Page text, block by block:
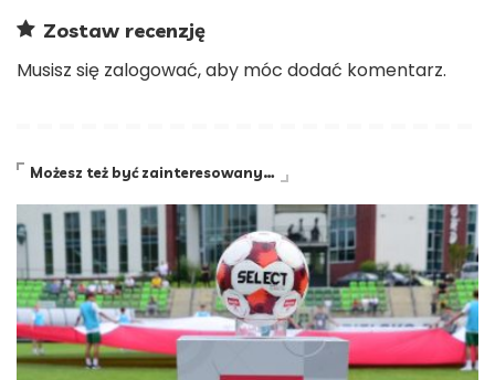
Zostaw recenzję
Musisz się zalogować, aby móc dodać komentarz.
Możesz też być zainteresowany…